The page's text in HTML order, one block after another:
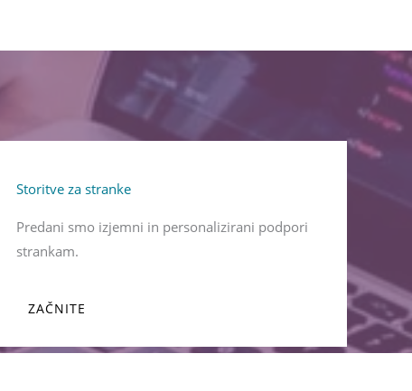
Storitve za stranke
Predani smo izjemni in personalizirani podpori
strankam.
ZAČNITE